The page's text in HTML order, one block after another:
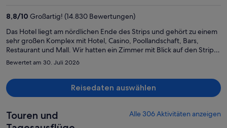
Person
8,8/10 Großartig! (14.830 Bewertungen)
Das Hotel liegt am nördlichen Ende des Strips und gehört zu einem
sehr großen Komplex mit Hotel, Casino, Poollandschaft, Bars,
Restaurant und Mall. Wir hatten ein Zimmer mit Blick auf den Strip
gebucht, das war auch fantastisch. Frühstück konnte man mit
ok. Am Check in gab es lange Schlangen, auch beim Checkout, hier
hat jedoch ein Mitarbeiter zusätzlich eine Art Express-Checkout
durchgeführt. Das Parkhaus kostet extra (21USD per Day)
Bewertet am 30. Juli 2026
Reisedaten auswählen
Touren und
Alle 306 Aktivitäten anzeigen